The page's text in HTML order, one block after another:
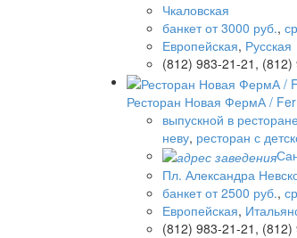
Чкаловская
банкет от 3000 руб.,
Европейская, Русская
(812) 983-21-21, (812)
Ресторан Новая ФермА /
выпускной в ресторане
неву, ресторан с
Пл. Александра
банкет от 2500 руб.,
Европейская,
(812) 983-21-21, (812)